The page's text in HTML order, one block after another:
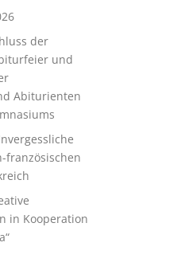
der
und
Abiturienten
französischen
in Kooperation